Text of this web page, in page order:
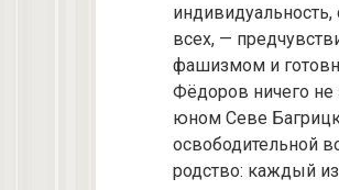
всех, —
фашизмом и
Фёдоров ничего не
юном Севе
освободительной
родство: каждый